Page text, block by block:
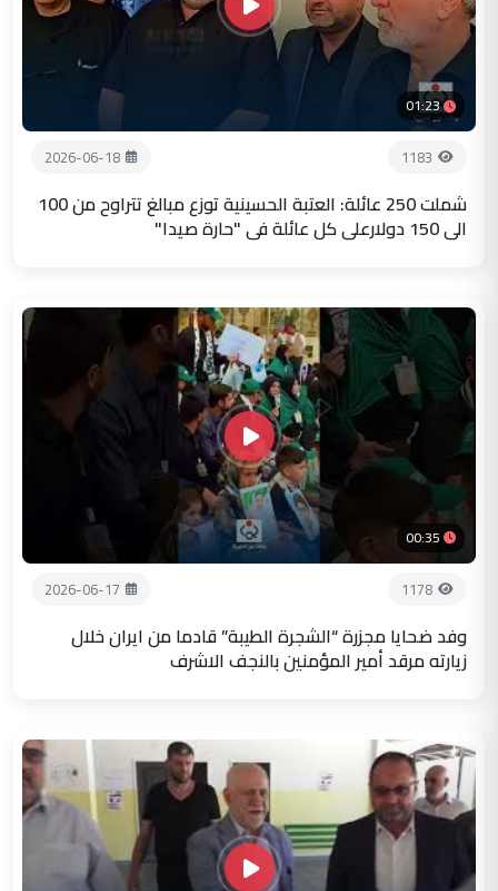
01:23
1183
2026-06-18
شملت 250 عائلة: العتبة الحسينية توزع مبالغ تتراوح من 100
الى 150 دولارعلى كل عائلة في "حارة صيدا"
00:35
1178
2026-06-17
وفد ضحايا مجزرة “الشجرة الطيبة” قادما من ايران خلال
زيارته مرقد أمير المؤمنين بالنجف الاشرف